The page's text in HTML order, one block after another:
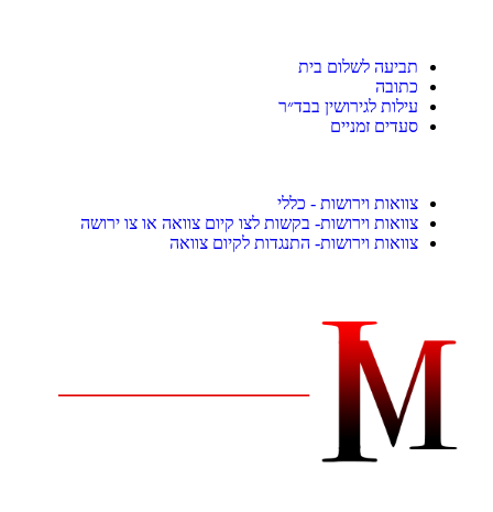
תביעה לשלום בית
כתובה
עילות לגירושין בבד״ר
סעדים זמניים
צוואות וירושות - כללי
צוואות וירושות- בקשות לצו קיום צוואה או צו ירושה
צוואות וירושות- התנגדות לקיום צוואה